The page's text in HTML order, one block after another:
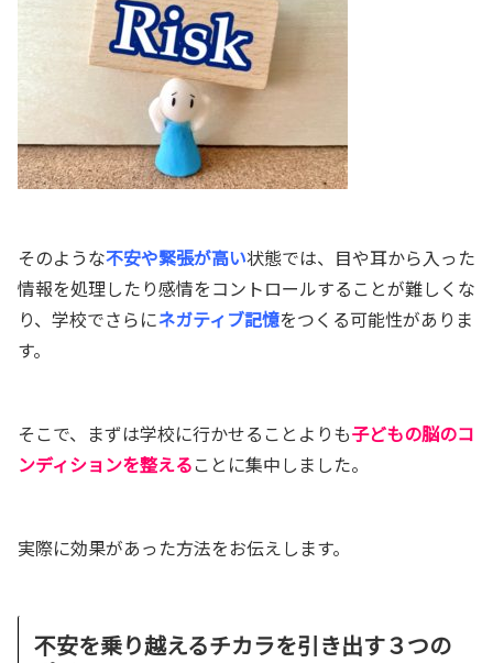
そのような不安や緊張が高い状態では、目や耳から入った
情報を処理したり感情をコントロールすることが難しくな
り、学校でさらにネガティブ記憶をつくる可能性がありま
す。
そこで、まずは学校に行かせることよりも子どもの脳のコ
ンディションを整えることに集中しました。
実際に効果があった方法をお伝えします。
不安を乗り越えるチカラを引き出す３つの